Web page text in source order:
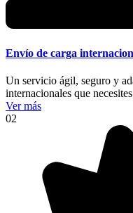
Envío de carga
Un servicio ágil, seguro y
internacionales que
Ver más
02